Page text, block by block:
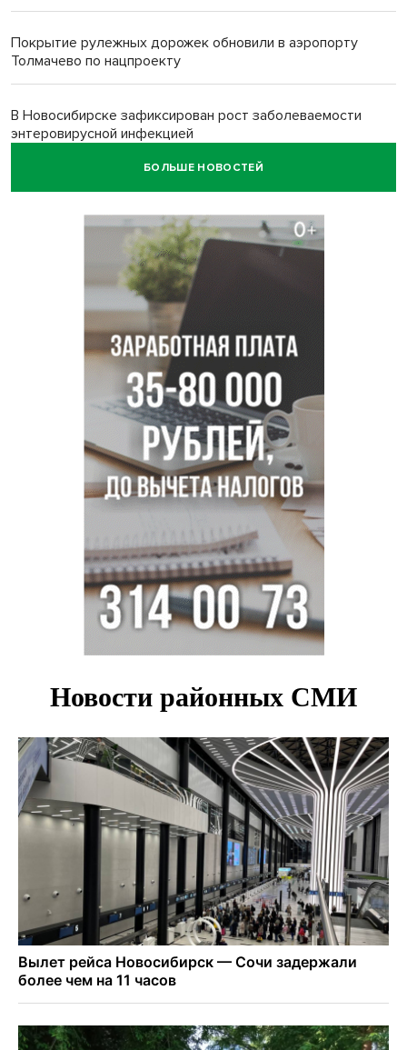
Покрытие рулежных дорожек обновили в аэропорту
Толмачево по нацпроекту
В Новосибирске зафиксирован рост заболеваемости
энтеровирусной инфекцией
БОЛЬШЕ НОВОСТЕЙ